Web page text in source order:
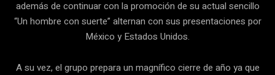
además de continuar con la promoción de su actual sencillo
“Un hombre con suerte” alternan con sus presentaciones por
México y Estados Unidos.
A su vez, el grupo prepara un magnífico cierre de año ya que